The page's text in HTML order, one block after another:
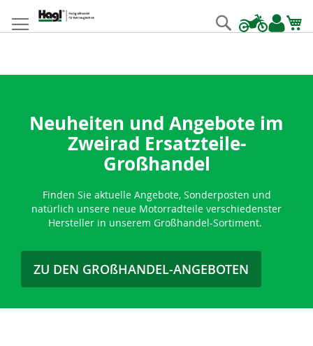
springen
Suche
Neuheiten und Angebote im
Zweirad Ersatzteile-
Großhandel
Finden Sie aktuelle Angebote, Sonderposten und
natürlich unsere neue Motorradteile verschiedenster
Hersteller in unserem Großhandel-Sortiment.
ZU DEN GROßHANDEL-ANGEBOTEN